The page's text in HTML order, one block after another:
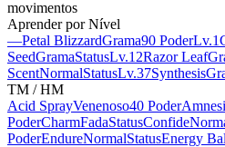
movimentos
Aprender por Nível
—Petal BlizzardGrama90 PoderLv.1
SeedGramaStatusLv.12Razor Leaf
ScentNormalStatusLv.37Synthesis
TM / HM
Acid SprayVenenoso40 Poder
PoderCharmFadaStatusConfide
PoderEndureNormalStatusEnergy